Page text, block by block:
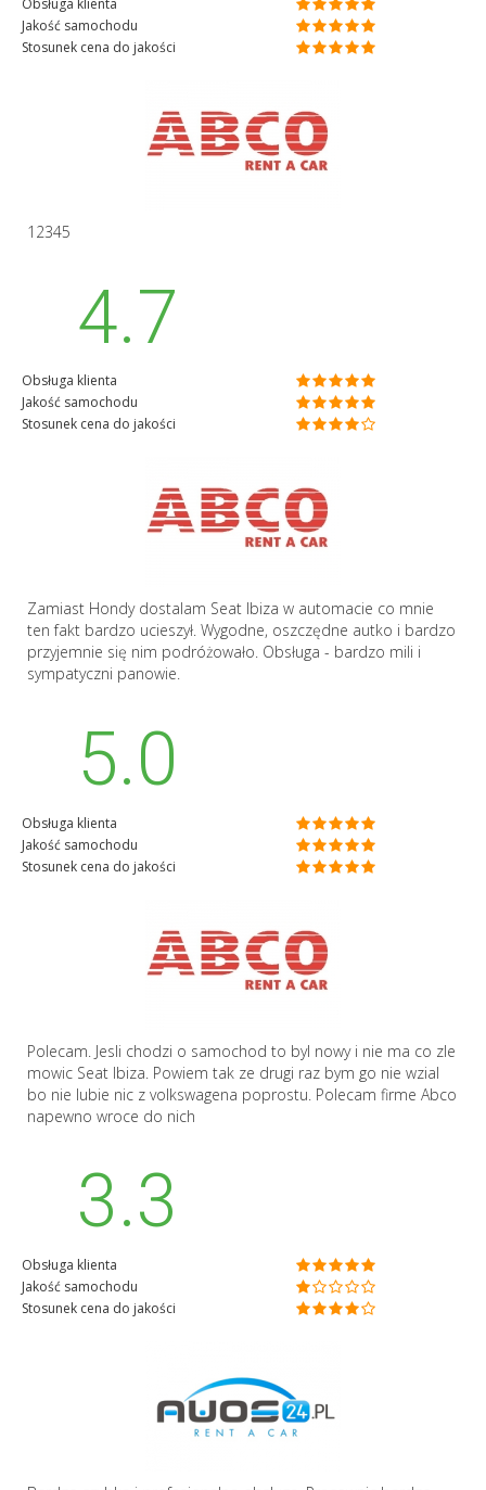
Obsługa klienta
Jakość samochodu
Stosunek cena do jakości
12345
4.7
Obsługa klienta
Jakość samochodu
Stosunek cena do jakości
Zamiast Hondy dostalam Seat Ibiza w automacie co mnie
ten fakt bardzo ucieszył. Wygodne, oszczędne autko i bardzo
przyjemnie się nim podróżowało. Obsługa - bardzo mili i
sympatyczni panowie.
5.0
Obsługa klienta
Jakość samochodu
Stosunek cena do jakości
Polecam. Jesli chodzi o samochod to byl nowy i nie ma co zle
mowic Seat Ibiza. Powiem tak ze drugi raz bym go nie wzial
bo nie lubie nic z volkswagena poprostu. Polecam firme Abco
napewno wroce do nich
3.3
Obsługa klienta
Jakość samochodu
Stosunek cena do jakości